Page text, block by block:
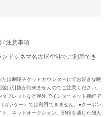
/ 注意事項
ドシネマ名古屋空港でご利⽤でき
は劇場チケットカウンターにてお好きな映
は引換が出来ませんのでご注意ください。
ブレットなど屋外でインターネット接続で
ガラケー）では利用できません。●クーポン
、ネットオークション、SNSを通じた個人